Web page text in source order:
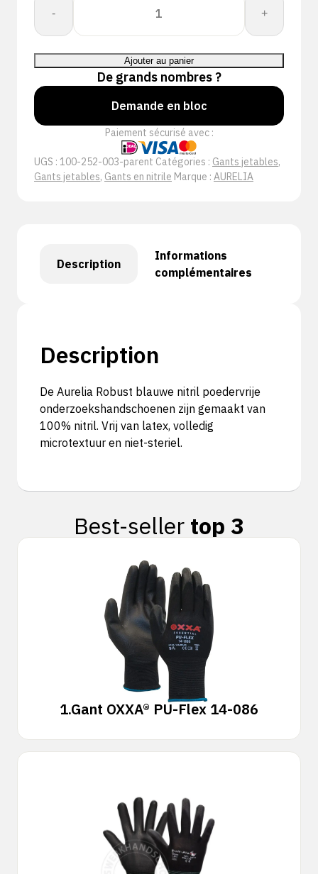
-
Aurelia:
Robust
100
Nitril
Poedervrij
Blauw
+
Ajouter au panier
De grands nombres ?
Demande en bloc
Paiement sécurisé avec :
UGS : 100-252-003-parent Catégories : Gants jetables,
Gants jetables, Gants en nitrile Marque : AURELIA
Description
Informations
complémentaires
Description
De Aurelia Robust blauwe nitril poedervrije
onderzoekshandschoenen zijn gemaakt van
100% nitril. Vrij van latex, volledig
microtextuur en niet-steriel.
Best-seller top 3
1.Gant OXXA® PU-Flex 14-086